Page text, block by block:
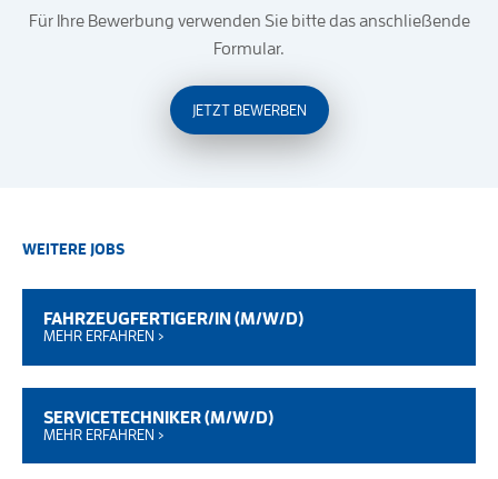
Für Ihre Bewerbung verwenden Sie bitte das anschließende
Formular.
JETZT BEWERBEN
WEITERE JOBS
FAHRZEUGFERTIGER/IN (M/W/D)
MEHR ERFAHREN ›
SERVICETECHNIKER (M/W/D)
MEHR ERFAHREN ›